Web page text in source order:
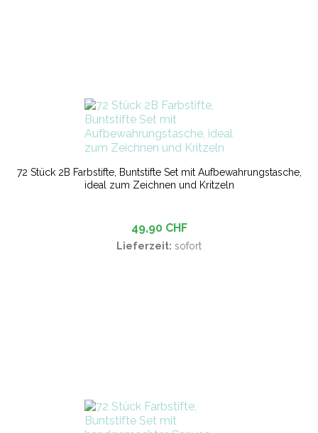
72 Stück 2B Farbstifte, Buntstifte Set mit Aufbewahrungstasche,
ideal zum Zeichnen und Kritzeln
49,90 CHF
Lieferzeit: sofort